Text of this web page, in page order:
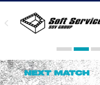
NEXT MATCH